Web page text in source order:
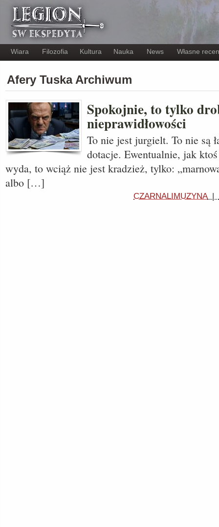
Wiara Filozofia Kultura Nauka News Własne
Afery Tuska Archiwum
Spokojnie, to tylko
nieprawidłowości
To nie jest jurgielt. To nie są
dotacje. Ewentualnie, jak
wyda, to wciąż nie jest kradzież, tylko:
albo […]
CZARNALIMUZYNA|